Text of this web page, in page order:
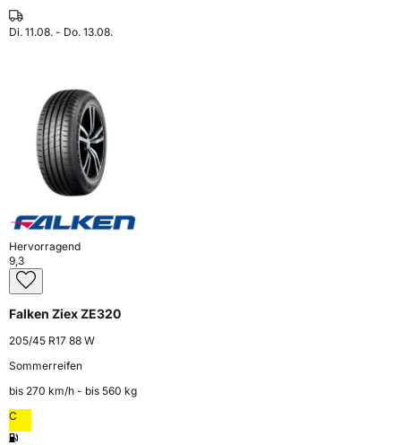
Di. 11.08. - Do. 13.08.
Hervorragend
9,3
Falken Ziex ZE320
205/45 R17 88 W
Sommerreifen
bis 270 km⁠/⁠h - bis 560 kg
C